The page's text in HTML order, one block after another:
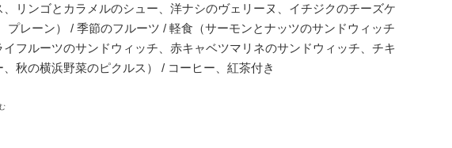
リンゴとカラメルのシュー、洋ナシのヴェリーヌ、イチジクのチーズケ
プレーン） / 季節のフルーツ / 軽食（サーモンとナッツのサンドウィッチ
フルーツのサンドウィッチ、赤キャベツマリネのサンドウィッチ、チキ
秋の横浜野菜のピクルス） / コーヒー、紅茶付き